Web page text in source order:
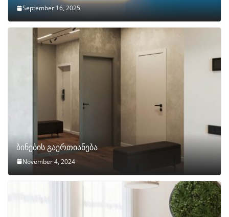
September 16, 2025
ბინების გაერთიანება
November 4, 2024